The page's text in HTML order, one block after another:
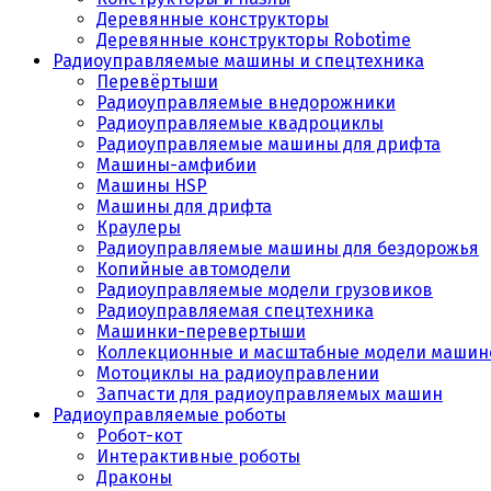
Деревянные конструкторы
Деревянные конструкторы Robotime
Радиоуправляемые машины и спецтехника
Перевёртыши
Радиоуправляемые внедорожники
Радиоуправляемые квадроциклы
Радиоуправляемые машины для дрифта
Машины-амфибии
Машины HSP
Машины для дрифта
Краулеры
Радиоуправляемые машины для бездорожья
Копийные автомодели
Радиоуправляемые модели грузовиков
Радиоуправляемая спецтехника
Машинки-перевертыши
Коллекционные и масштабные модели
Мотоциклы на радиоуправлении
Запчасти для радиоуправляемых машин
Радиоуправляемые роботы
Робот-кот
Интерактивные роботы
Драконы